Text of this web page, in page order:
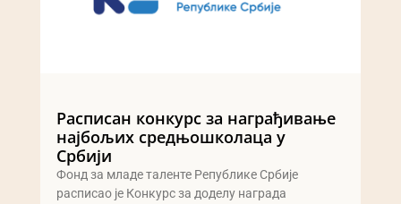
Расписан конкурс за награђивање
најбољих средњошколаца у
Србији
Фонд за младе таленте Републике Србије
расписао је Конкурс за доделу награда